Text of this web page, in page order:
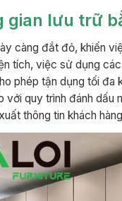
gian lưu trữ
càng đắt đỏ, khiến
tích, việc sử dụng
phép tận dụng tối
quy trình đánh dấu
thông tin khách